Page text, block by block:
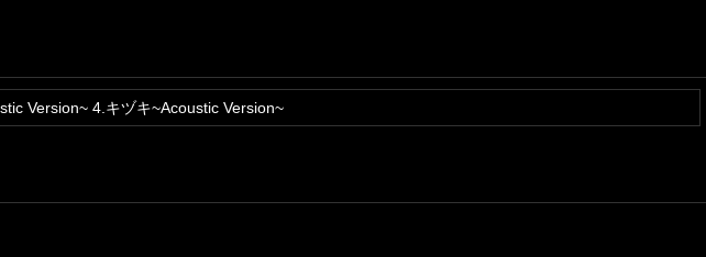
Version~ 4.キヅキ~Acoustic Version~